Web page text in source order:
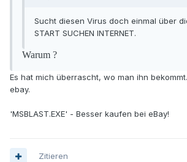
Sucht diesen Virus doch einmal über
START SUCHEN INTERNET.
Warum ?
Es hat mich überrascht, wo man ihn
ebay.
'MSBLAST.EXE' - Besser kaufen bei eBay!
Zitieren